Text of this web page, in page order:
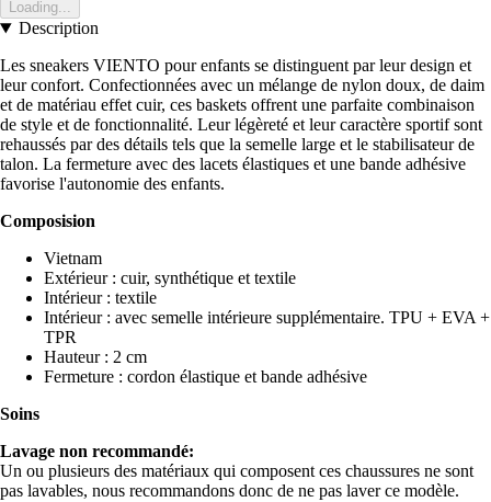
Loading...
Description
Les sneakers VIENTO pour enfants se distinguent par leur design et
leur confort. Confectionnées avec un mélange de nylon doux, de daim
et de matériau effet cuir, ces baskets offrent une parfaite combinaison
de style et de fonctionnalité. Leur légèreté et leur caractère sportif sont
rehaussés par des détails tels que la semelle large et le stabilisateur de
talon. La fermeture avec des lacets élastiques et une bande adhésive
favorise l'autonomie des enfants.
Composision
Vietnam
Extérieur : cuir, synthétique et textile
Intérieur : textile
Intérieur : avec semelle intérieure supplémentaire. TPU + EVA +
TPR
Hauteur : 2 cm
Fermeture : cordon élastique et bande adhésive
Soins
Lavage non recommandé:
Un ou plusieurs des matériaux qui composent ces chaussures ne sont
pas lavables, nous recommandons donc de ne pas laver ce modèle.